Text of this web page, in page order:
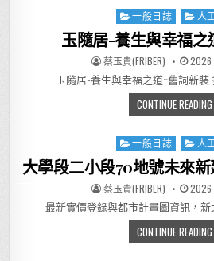
Posted in
一般日誌 人
玉隨居-養生與幸福之
AUTHOR:
蔡玉貴(FRIBER) 2026
玉隨居-養生與幸福之道~舊詞新裝
CONTINUE READING
Posted in
一般日誌 人
大學段二小段70地號未來
AUTHOR:
蔡玉貴(FRIBER) 2026
最新實價登錄與都市計畫圖資訊，
CONTINUE READING